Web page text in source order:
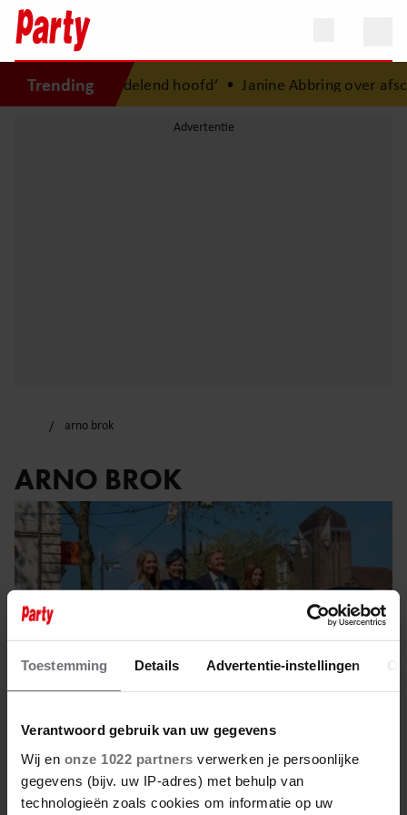
Toestemming Details Advertentie-instellingen
Verantwoord gebruik van uw gegevens
Wij en onze 1022 partners verwerken je persoonlijke
gegevens (bijv. uw IP-adres) met behulp van
technologieën zoals cookies om informatie op uw
Trending
was een wandelend hoofd’•Janine Abbring over
arno brok
ARNO BROK
4 juli 2025